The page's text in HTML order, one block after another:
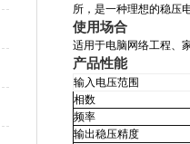
所，是一种理想的稳压
使用场合
适用于电脑网络工程、
产品性能
输入电压范围
相数
频率
输出稳压精度